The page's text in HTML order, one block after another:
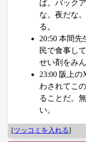
ば。バック
な。夜だな
る。
20:50 本間
民で食事し
せい剤をみ
23:00 阪上
わされてこ
ることだ。
い。
[ツッコミを入れる]